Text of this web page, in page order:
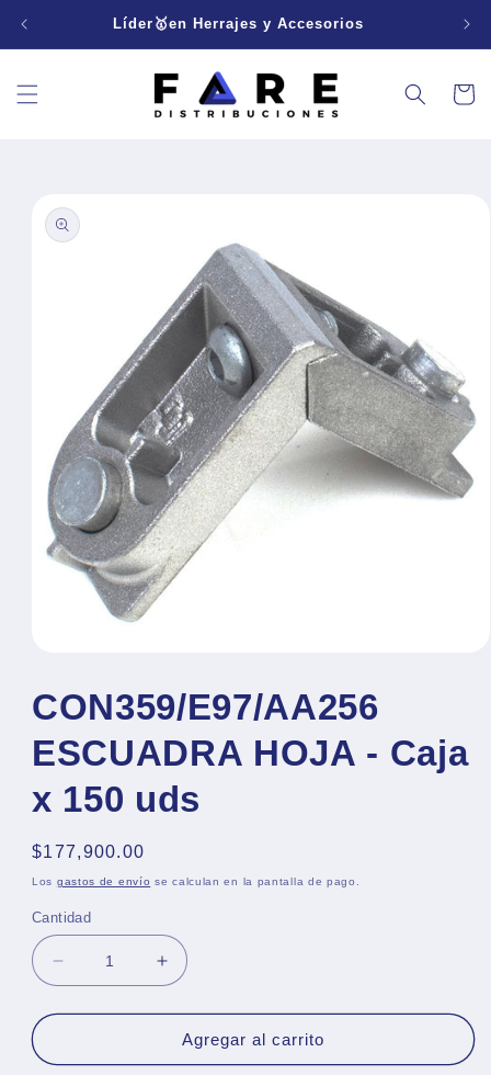
directamenteLíder🥇en Herrajes y Accesorios
Carrito
información
multimedia
1
una
ventana
CON359/E97/AA256
ESCUADRA HOJA - Caja
x 150 uds
Precio
habitual
$177,900.00
Los gastos de envío se calculan en la pantalla de pago.
Cantidad
Reducir
cantidad
para
CON359/E97/AA256
ESCUADRA
Aumentar
cantidad
para
CON359/E97/AA256
ESCUADRA
Agregar al carrito